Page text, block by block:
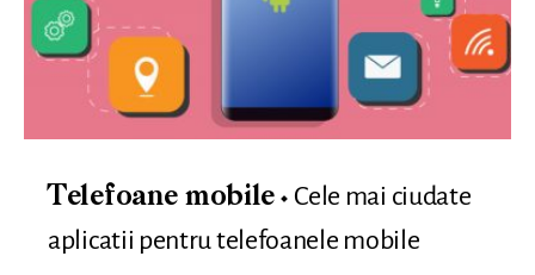
Telefoane mobile
Cele mai ciudate
aplicatii pentru telefoanele mobile